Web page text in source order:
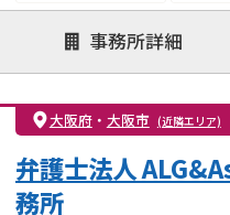
注力案件
離婚前相談
親権・面会交流権
不貞・不倫慰謝料請求
財産分与
内
事務所詳細
大阪府・ 大阪市 (近隣エリア)
弁護士法人
務所